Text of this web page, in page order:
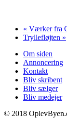
« Værker fra
Tryllefløjten »
Om siden
Annoncering
Kontakt
Bliv skribent
Bliv sælger
Bliv medejer
© 2018